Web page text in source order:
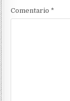
Comentario *